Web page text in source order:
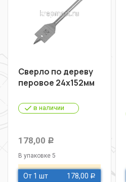
Сверло по дереву
перовое 24х152мм
в наличии
178,00 Р
В упаковке 5
От 1 шт 178,00 Р